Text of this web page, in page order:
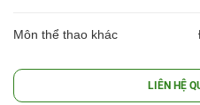
Môn thể thao khác
LIÊN HỆ